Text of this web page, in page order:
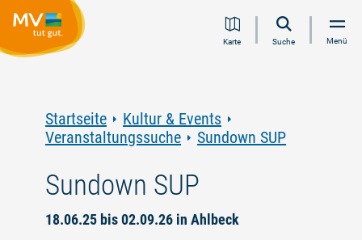
Inhalt
Navigation
Volltextsuche
FooterKarte Suche Menü
Startseite
Kultur & Events
Veranstaltungssuche
Sundown SUP
Sundown SUP
18.06.25 bis 02.09.26 in Ahlbeck